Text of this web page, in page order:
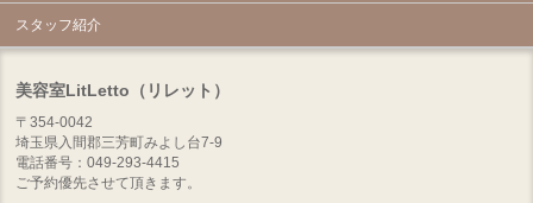
スタッフ紹介
美容室LitLetto（リレット）
〒354-0042
埼玉県入間郡三芳町みよし台7-9
電話番号：049-293-4415
ご予約優先させて頂きます。